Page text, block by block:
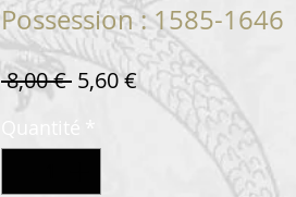
Possession : 1585-1646
8,00 € Prix
5,60 €Prix
promotionnel